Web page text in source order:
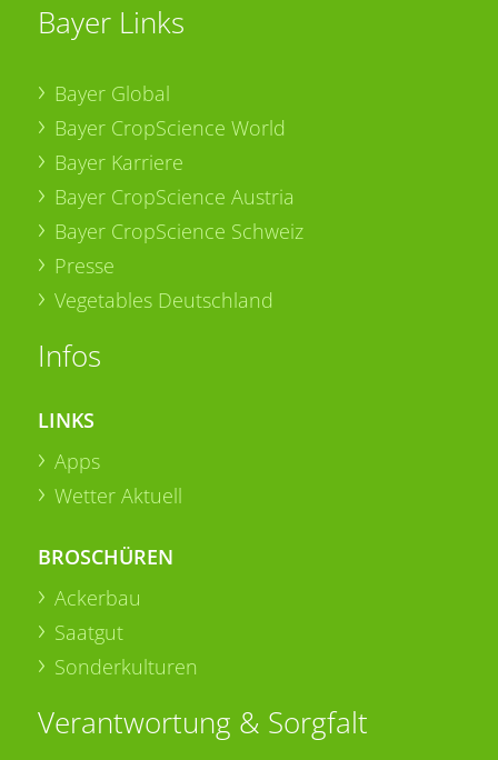
Bayer Links
Bayer Global
Bayer CropScience World
Bayer Karriere
Bayer CropScience Austria
Bayer CropScience Schweiz
Presse
Vegetables Deutschland
Infos
LINKS
Apps
Wetter Aktuell
BROSCHÜREN
Ackerbau
Saatgut
Sonderkulturen
Verantwortung & Sorgfalt